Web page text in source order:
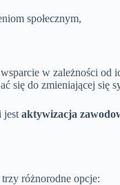
społecznym,
w zależności od
się do zmieniającej się
jest aktywizacja
różnorodne opcje: